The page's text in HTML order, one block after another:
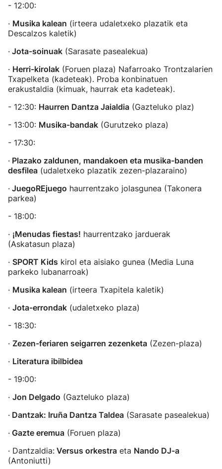
- 12:00:
· Musika kalean (irteera udaletxeko plazatik eta
Descalzos kaletik)
· Jota-soinuak (Sarasate pasealekua)
· Herri-kirolak (Foruen plaza) Nafarroako Trontzalarien
Txapelketa (kadeteak). Proba konbinatuen
erakustaldia (kimuak, haurrak eta kadeteak).
- 12:30: Haurren Dantza Jaialdia (Gazteluko plaz)
- 13:00: Musika-bandak (Gurutzeko plaza)
- 17:30:
· Plazako zaldunen, mandakoen eta musika-banden
desfilea (udaletxeko plazatik zezen-plazaraino)
· JuegoREjuego haurrentzako jolasgunea (Takonera
parkea)
- 18:00:
· ¡Menudas fiestas! haurrentzako jarduerak
(Askatasun plaza)
· SPORT Kids kirol eta aisiako gunea (Media Luna
parkeko lubanarroak)
· Musika kalean (irteera Txapitela kaletik)
· Jota-errondak (udaletxeko plaza)
- 18:30:
· Zezen-feriaren seigarren zezenketa (Zezen-plaza)
· Literatura ibilbidea
- 19:00:
· Jon Delgado (Gazteluko plaza)
· Dantzak: Iruña Dantza Taldea (Sarasate pasealekua)
· Gazte eremua (Foruen plaza)
· Dantzaldia: Versus orkestra eta Nando DJ-a
(Antoniutti)